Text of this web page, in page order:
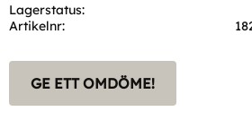
Lagerstatus
Artikelnr
GE ETT OMDÖME!